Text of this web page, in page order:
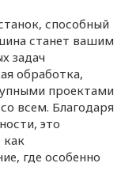
способный
станет вашим
задач
обработка,
проектами
всем. Благодаря
это
как
где особенно